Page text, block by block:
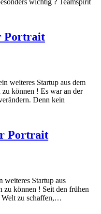
wichtig ? Teamspirit
Portrait
weiteres Startup aus dem
können ! Es war an der
Denn kein
Portrait
weiteres Startup aus
zu können ! Seit den frühen
Welt zu schaffen,…